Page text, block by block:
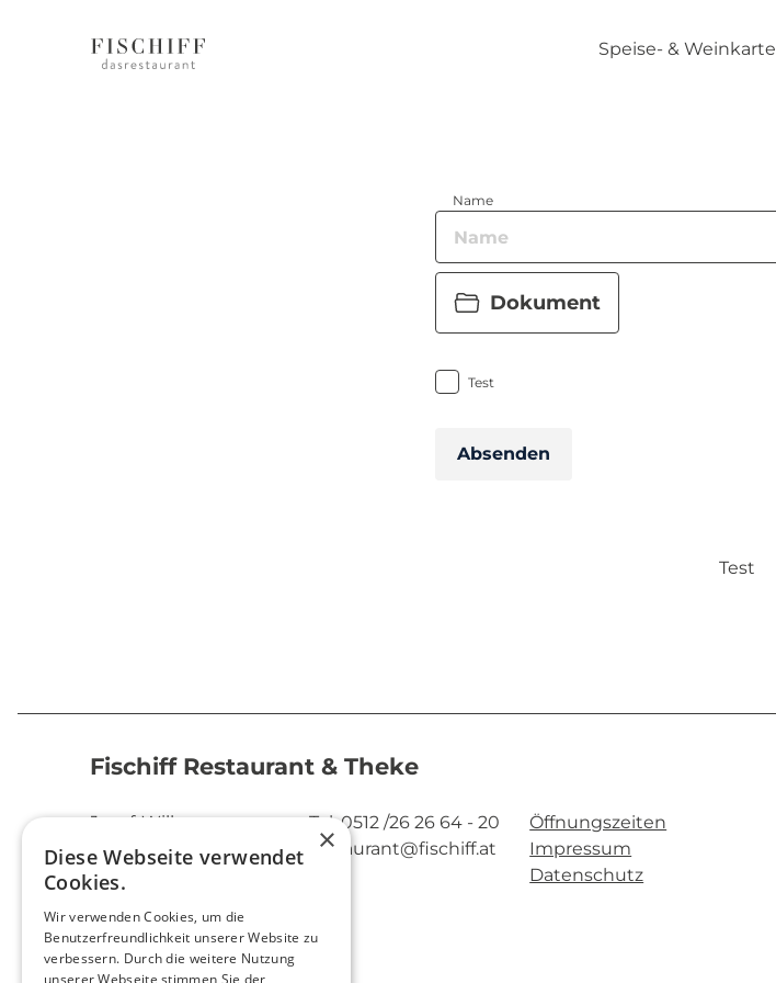
Speise- & Weinkarte
Name
Dokument
Test
Absenden
Test
Fischiff Restaurant & Theke
Josef-Wilberger-
Straße 19
6020 Innsbruck
Tel. 0512 /26 26 64 - 20
restaurant@fischiff.at
Öffnungszeiten
Impressum
Datenschutz
×
Diese Webseite verwendet
Cookies.
Wir verwenden Cookies, um die
Benutzerfreundlichkeit unserer Website zu
verbessern. Durch die weitere Nutzung
unserer Webseite stimmen Sie der